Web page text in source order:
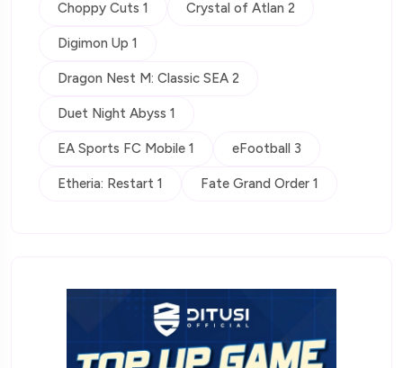
Choppy Cuts 1 Crystal of Atlan 2
Digimon Up 1
Dragon Nest M: Classic SEA 2
Duet Night Abyss 1
EA Sports FC Mobile 1 eFootball 3
Etheria: Restart 1 Fate Grand Order 1